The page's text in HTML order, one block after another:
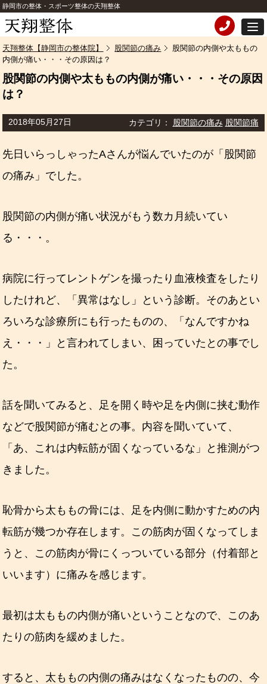
静岡市の整体・スポーツ整体の天翔整体
天翔整体【静岡市の整体院】 股関節の痛み
股関節の内側や太ももの
内側が痛い・・・その原因は？
股関節の内側や太ももの内側が痛い・・・その原因
は？
2018年05月27日 カテゴリ： 股関節の痛み 股関節痛
先日いらっしゃったAさんが悩んでいたのが「股関節
の痛み」でした。
股関節の内側が痛い状況がもう数カ月続いてい
る・・・。
病院に行ってレントゲンを撮ったり血液検査をしたり
したけれど、「異常はなし」という診断。そのあとい
ろいろな診療所にも行ったものの、「なんですかね
え・・・」と言われてしまい、困っていたとの事でし
た。
話を聞いてみると、足を開く時や足を内側に挟む動作
などで股関節が痛むとの事。内容を聞いていて、
「あ、これは内転筋が固くなっているな」と推測がつ
きました。
恥骨から太ももの骨には、足を内側に動かすための内
転筋が幾つか存在します。この筋肉が固くなってしま
うと、この筋肉が骨にくっついている部分（付着部と
いいます）に痛みを感じます。
最初は太ももの内側が痛いということなので、このあ
たりの筋肉を緩めました。
すると、太ももの内側の痛みはなくなったものの、今